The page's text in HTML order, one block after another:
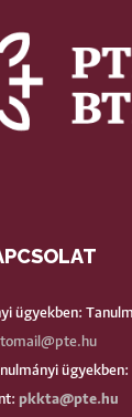
ügyekben:
ügyekben:
pkkta@pte.hu